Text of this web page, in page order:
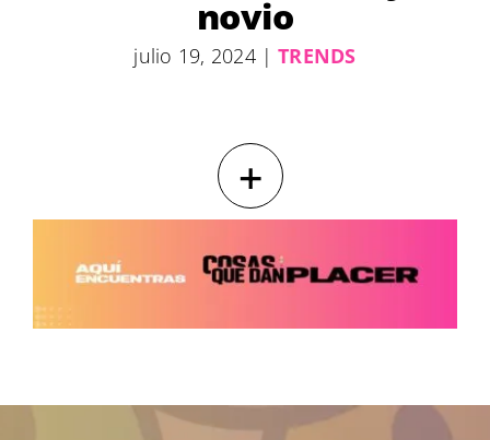
novio
julio 19, 2024 | TRENDS
+